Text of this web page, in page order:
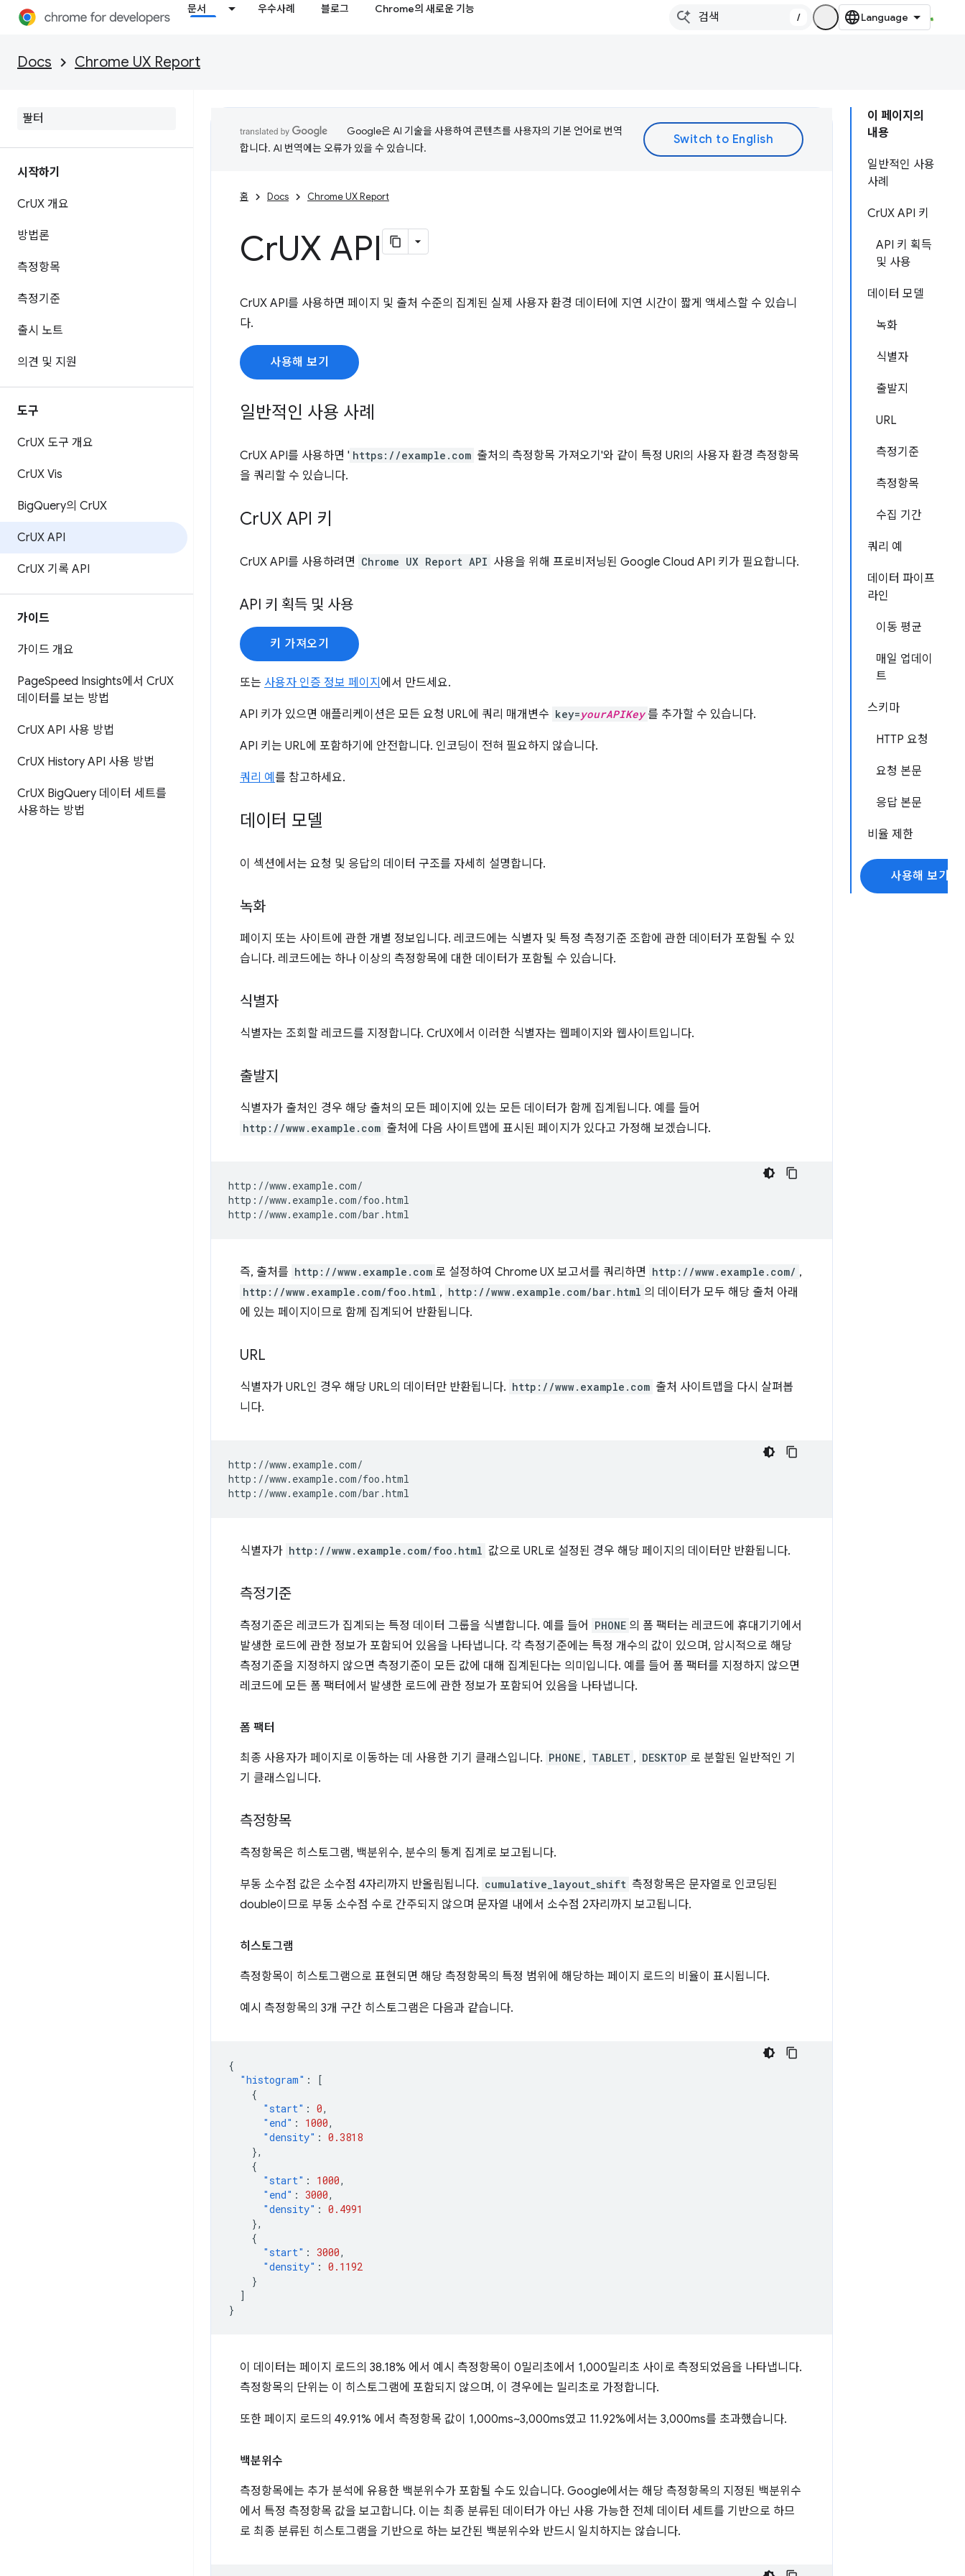
문서 우수사례 블로그 Chrome의 새로운 기능
/
Docs Chrome UX Report
시작하기
CrUX 개요
방법론
측정항목
측정기준
출시 노트
의견 및 지원
도구
CrUX 도구 개요
CrUX Vis
BigQuery의 CrUX
CrUX API
CrUX 기록 API
가이드
가이드 개요
PageSpeed Insights에서 CrUX
데이터를 보는 방법
CrUX API 사용 방법
CrUX History API 사용 방법
CrUX BigQuery 데이터 세트를
사용하는 방법
이 페이지의
내용
일반적인 사용
사례
CrUX API 키
API 키 획득
및 사용
데이터 모델
녹화
식별자
출발지
URL
측정기준
측정항목
수집 기간
쿼리 예
데이터 파이프
라인
이동 평균
매일 업데이
트
스키마
HTTP 요청
요청 본문
응답 본문
비율 제한
사용해 보기
Google은 AI 기술을 사용하여 콘텐츠를 사용자의 기본 언어로 번역
합니다. AI 번역에는 오류가 있을 수 있습니다.
홈 Docs Chrome UX Report
CrUX API
CrUX API를 사용하면 페이지 및 출처 수준의 집계된 실제 사용자 환경 데이터에 지연 시간이 짧게 액세스할 수 있습니
다.
사용해 보기
일반적인 사용 사례
CrUX API를 사용하면 ' https://example.com 출처의 측정항목 가져오기'와 같이 특정 URI의 사용자 환경 측정항목
을 쿼리할 수 있습니다.
CrUX API 키
CrUX API를 사용하려면 Chrome UX Report API 사용을 위해 프로비저닝된 Google Cloud API 키가 필요합니다.
API 키 획득 및 사용
키 가져오기
또는 사용자 인증 정보 페이지 에서 만드세요.
API 키가 있으면 애플리케이션은 모든 요청 URL에 쿼리 매개변수 key=yourAPIKey 를 추가할 수 있습니다.
API 키는 URL에 포함하기에 안전합니다. 인코딩이 전혀 필요하지 않습니다.
쿼리 예 를 참고하세요.
데이터 모델
이 섹션에서는 요청 및 응답의 데이터 구조를 자세히 설명합니다.
녹화
페이지 또는 사이트에 관한 개별 정보입니다. 레코드에는 식별자 및 특정 측정기준 조합에 관한 데이터가 포함될 수 있
습니다. 레코드에는 하나 이상의 측정항목에 대한 데이터가 포함될 수 있습니다.
식별자
식별자는 조회할 레코드를 지정합니다. CrUX에서 이러한 식별자는 웹페이지와 웹사이트입니다.
출발지
식별자가 출처인 경우 해당 출처의 모든 페이지에 있는 모든 데이터가 함께 집계됩니다. 예를 들어
http://www.example.com 출처에 다음 사이트맵에 표시된 페이지가 있다고 가정해 보겠습니다.
http://www.example.com/
http://www.example.com/foo.html
즉, 출처를 http://www.example.com 로 설정하여 Chrome UX 보고서를 쿼리하면 http://www.example.com/ ,
http://www.example.com/foo.html , http://www.example.com/bar.html 의 데이터가 모두 해당 출처 아래
에 있는 페이지이므로 함께 집계되어 반환됩니다.
URL
식별자가 URL인 경우 해당 URL의 데이터만 반환됩니다. http://www.example.com 출처 사이트맵을 다시 살펴봅
니다.
http://www.example.com/
http://www.example.com/foo.html
식별자가 http://www.example.com/foo.html 값으로 URL로 설정된 경우 해당 페이지의 데이터만 반환됩니다.
측정기준
측정기준은 레코드가 집계되는 특정 데이터 그룹을 식별합니다. 예를 들어 PHONE 의 폼 팩터는 레코드에 휴대기기에서
발생한 로드에 관한 정보가 포함되어 있음을 나타냅니다. 각 측정기준에는 특정 개수의 값이 있으며, 암시적으로 해당
측정기준을 지정하지 않으면 측정기준이 모든 값에 대해 집계된다는 의미입니다. 예를 들어 폼 팩터를 지정하지 않으면
레코드에 모든 폼 팩터에서 발생한 로드에 관한 정보가 포함되어 있음을 나타냅니다.
폼 팩터
최종 사용자가 페이지로 이동하는 데 사용한 기기 클래스입니다. PHONE , TABLET , DESKTOP 로 분할된 일반적인 기
기 클래스입니다.
측정항목
측정항목은 히스토그램, 백분위수, 분수의 통계 집계로 보고됩니다.
부동 소수점 값은 소수점 4자리까지 반올림됩니다. cumulative_layout_shift 측정항목은 문자열로 인코딩된
double이므로 부동 소수점 수로 간주되지 않으며 문자열 내에서 소수점 2자리까지 보고됩니다.
히스토그램
측정항목이 히스토그램으로 표현되면 해당 측정항목의 특정 범위에 해당하는 페이지 로드의 비율이 표시됩니다.
예시 측정항목의 3개 구간 히스토그램은 다음과 같습니다.
{
"histogram" :
[
{
"start" : 0,
"end" : 1000,
"density" : 0.3818
},
{
"start" : 1000,
"end" : 3000,
"density" : 0.4991
},
{
"start" : 3000,
"density" : 0.1192
}
]
}
이 데이터는 페이지 로드의 38.18% 에서 예시 측정항목이 0밀리초에서 1,000밀리초 사이로 측정되었음을 나타냅니다.
측정항목의 단위는 이 히스토그램에 포함되지 않으며, 이 경우에는 밀리초로 가정합니다.
또한 페이지 로드의 49.91% 에서 측정항목 값이 1,000ms~3,000ms였고 11.92%에서는 3,000ms를 초과했습니다.
백분위수
측정항목에는 추가 분석에 유용한 백분위수가 포함될 수도 있습니다. Google에서는 해당 측정항목의 지정된 백분위수
에서 특정 측정항목 값을 보고합니다. 이는 최종 분류된 데이터가 아닌 사용 가능한 전체 데이터 세트를 기반으로 하므
로 최종 분류된 히스토그램을 기반으로 하는 보간된 백분위수와 반드시 일치하지는 않습니다.